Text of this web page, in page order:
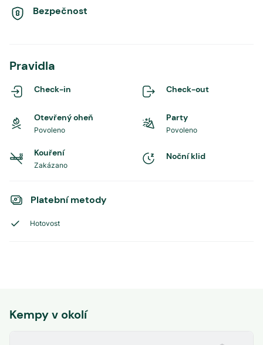
Bezpečnost
Pravidla
Check-in Check-out
Otevřený oheň
Povoleno
Party
Povoleno
Kouření
Zakázano
Noční klid
Platební metody
Hotovost
Kempy v okolí